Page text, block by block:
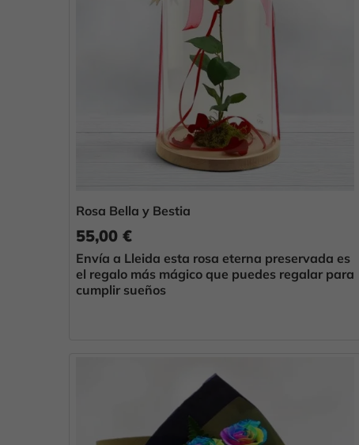
Rosa Bella y Bestia
55,00 €
Envía a Lleida esta rosa eterna preservada es
el regalo más mágico que puedes regalar para
cumplir sueños